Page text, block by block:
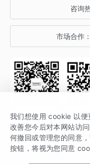
增长博客
开发者文档
SDK 文档
场景指南
增长大会
行业活动
咨询
市场合作：
关注公众号 获取更
GrowingIO 是专注于数据
我们想使用 cookie 以便
改善您今后对本网站访
何撤回或管理您的同意
按钮，将视为您同意